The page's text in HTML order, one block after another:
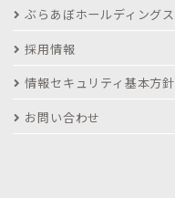
ぶらあぼホールディングス
採用情報
情報セキュリティ基本方針
お問い合わせ